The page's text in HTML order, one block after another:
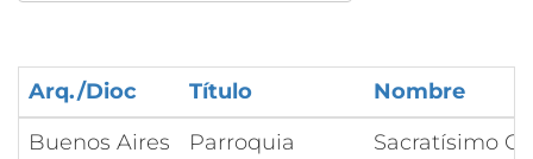
Arq./Dioc Título
Nombre
Buenos Aires
Parroquia
Sacratísimo